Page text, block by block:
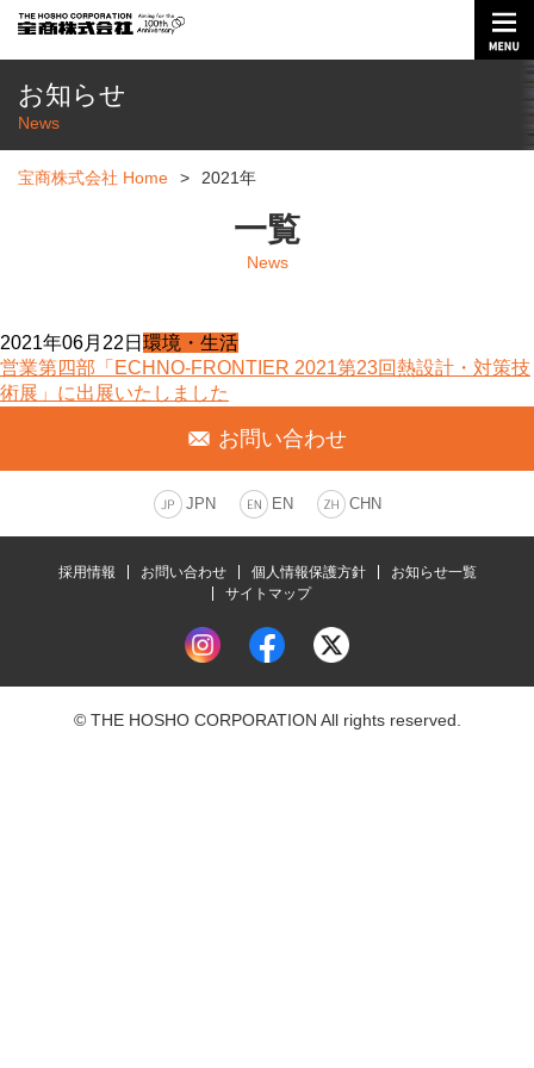
お知らせ
News
宝商株式会社 Home > 2021年
一覧
News
2021年06月22日 環境・生活
営業第四部「ECHNO-FRONTIER 2021第23回熱設計・対策技
術展」に出展いたしました
お問い合わせ
JPN EN CHN
採用情報 お問い合わせ 個人情報保護方針
お知らせ一覧
サイトマップ
© THE HOSHO CORPORATION All rights reserved.